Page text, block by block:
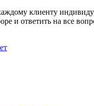
клиенту
и ответить на все